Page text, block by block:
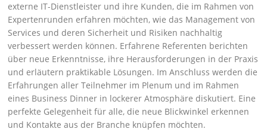
externe IT-Dienstleister und ihre Kunden, die im Rahmen von
Expertenrunden erfahren möchten, wie das Management von
Services und deren Sicherheit und Risiken nachhaltig
verbessert werden können. Erfahrene Referenten berichten
über neue Erkenntnisse, ihre Herausforderungen in der Praxis
und er­läutern praktikable Lösungen. Im Anschluss werden die
Erfahrungen aller Teilnehmer im Ple­num und im Rahmen
eines Business Dinner in lockerer Atmosphäre diskutiert. Eine
perfekte Gelegenheit für alle, die neue Blickwinkel erkennen
und Kontakte aus der Branche knüpfen möchten.